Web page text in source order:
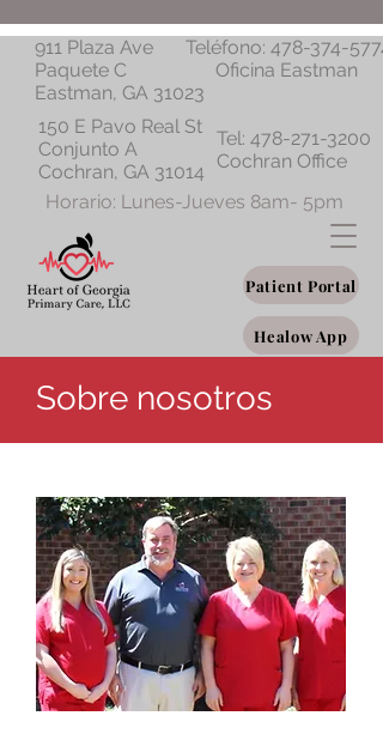
911 Plaza Ave
Paquete C
Eastman, GA 31023
Teléfono: 478-374-5774
Oficina Eastman
150 E Pavo Real St
Conjunto A
Cochran, GA 31014
Tel: 478-271-3200
Cochran Office
Horario: Lunes-Jueves 8am- 5pm
Patient Portal
Healow App
Sobre nosotros